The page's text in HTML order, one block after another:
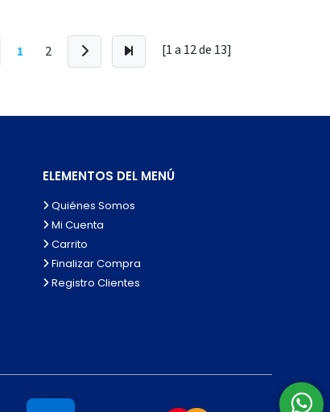
1 2 [1 a 12de 13]
ELEMENTOS DEL MENÚ
Quiénes Somos
Mi Cuenta
Carrito
Finalizar Compra
Registro Clientes